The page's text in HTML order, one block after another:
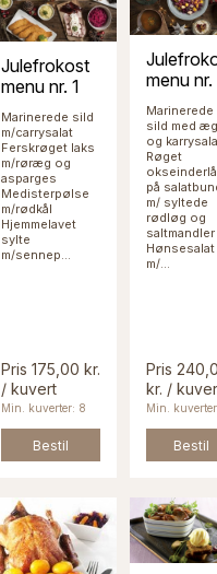
Julefrokost
menu nr. 1
Marinerede sild
m/carrysalat
Ferskrøget laks
m/røræg og
asparges
Medisterpølse
m/rødkål
Hjemmelavet
sylte
m/sennep...
Pris 175,00 kr.
/ kuvert
Min. kuverter: 8
Bestil
menu nr.
Marinerede
sild med æg
og
Røget
på
m/ syltede
rødløg og
saltmandler
Hønsesalat
m/...
Pris
kr. /
Min.
Bestil